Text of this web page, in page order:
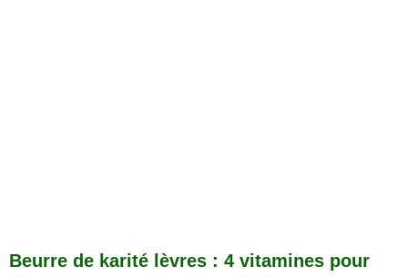
Beurre de karité lèvres : 4 vitamines pour